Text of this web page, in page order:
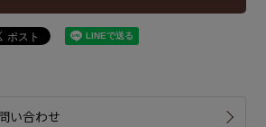
い合わせ